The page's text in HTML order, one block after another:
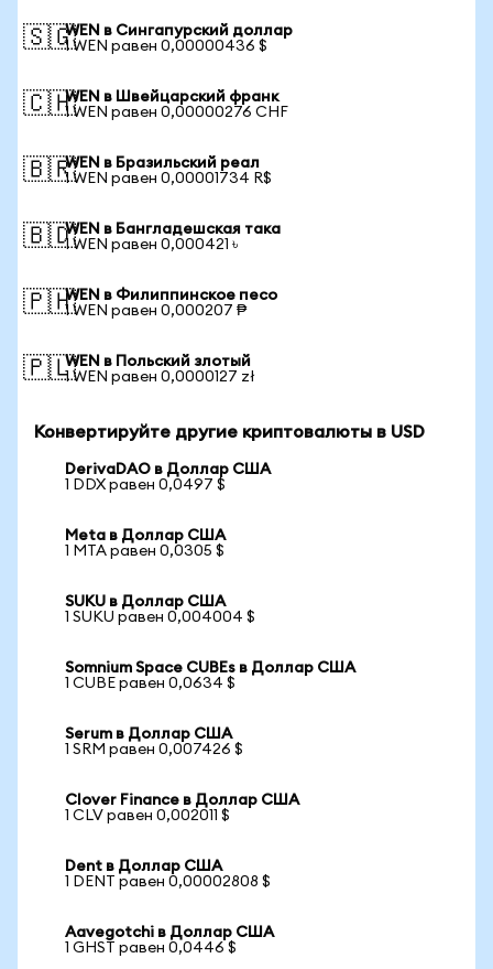
🇸🇬WEN в Сингапурский доллар
1 WEN равен 0,00000436 $
🇨🇭WEN в Швейцарский франк
1 WEN равен 0,00000276 CHF
🇧🇷WEN в Бразильский реал
1 WEN равен 0,00001734 R$
🇧🇩WEN в Бангладешская така
1 WEN равен 0,000421 ৳
🇵🇭WEN в Филиппинское песо
1 WEN равен 0,000207 ₱
🇵🇱WEN в Польский злотый
1 WEN равен 0,0000127 zł
Конвертируйте другие криптовалюты в USD
DerivaDAO в Доллар США
1 DDX равен 0,0497 $
Meta в Доллар США
1 MTA равен 0,0305 $
SUKU в Доллар США
1 SUKU равен 0,004004 $
Somnium Space CUBEs в Доллар США
1 CUBE равен 0,0634 $
Serum в Доллар США
1 SRM равен 0,007426 $
Clover Finance в Доллар США
1 CLV равен 0,002011 $
Dent в Доллар США
1 DENT равен 0,00002808 $
Aavegotchi в Доллар США
1 GHST равен 0,0446 $